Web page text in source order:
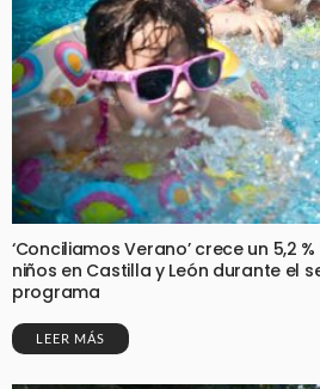
‘Conciliamos Verano’ crece un 5,2
niños en Castilla y León durante el
programa
LEER MÁS